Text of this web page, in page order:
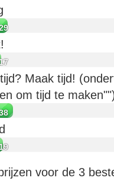
Maak tijd!
om tijd te
voor de 3